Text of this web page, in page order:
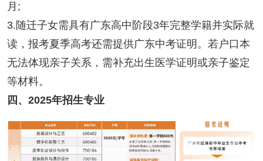
月;
3.随迁子女需具有广东高中阶段3年完整学籍并实际就
读，报考夏季高考还需提供广东中考证明。若户口本
无法体现亲子关系，需补充出生医学证明或亲子鉴定
等材料。
四、2025年招生专业